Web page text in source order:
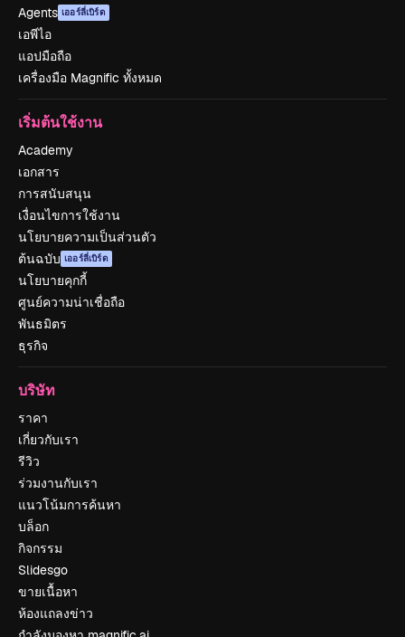
Agents เออร์ลี่เบิร์ด
เอพีไอ
แอปมือถือ
เครื่องมือ Magnific ทั้งหมด
เริ่มต้นใช้งาน
Academy
เอกสาร
การสนับสนุน
เงื่อนไขการใช้งาน
นโยบายความเป็นส่วนตัว
ต้นฉบับ เออร์ลี่เบิร์ด
นโยบายคุกกี้
ศูนย์ความน่าเชื่อถือ
พันธมิตร
ธุรกิจ
บริษัท
ราคา
เกี่ยวกับเรา
รีวิว
ร่วมงานกับเรา
แนวโน้มการค้นหา
บล็อก
กิจกรรม
Slidesgo
ขายเนื้อหา
ห้องแถลงข่าว